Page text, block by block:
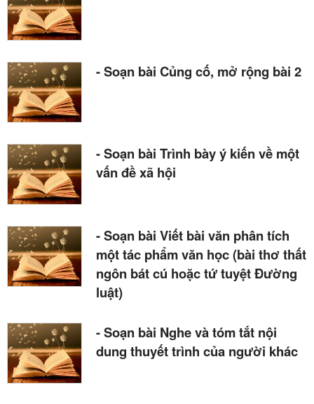
- Soạn bài Củng cố, mở rộng bài 2
- Soạn bài Trình bày ý kiến về một
vấn đề xã hội
- Soạn bài Viết bài văn phân tích
một tác phẩm văn học (bài thơ thất
ngôn bát cú hoặc tứ tuyệt Đường
luật)
- Soạn bài Nghe và tóm tắt nội
dung thuyết trình của người khác